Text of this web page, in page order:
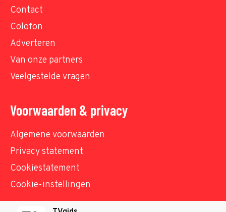
Contact
Colofon
Adverteren
Van onze partners
Veelgestelde vragen
Voorwaarden & privacy
Algemene voorwaarden
Privacy statement
Cookiestatement
Cookie-instellingen